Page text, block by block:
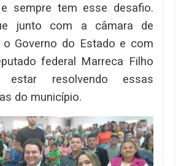
sempre tem esse desafio.
junto com a câmara de
o Governo do Estado e com
federal Marreca Filho
estar resolvendo essas
do município.